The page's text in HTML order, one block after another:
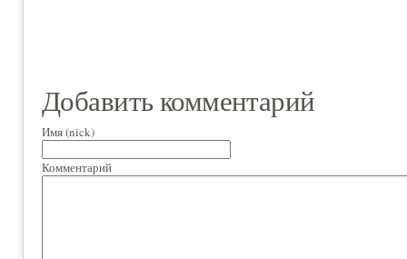
Добавить комментарий
Имя (nick)
Комментарий